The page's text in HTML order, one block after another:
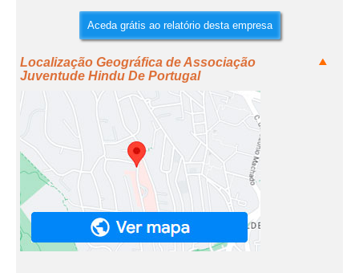
Aceda grátis ao relatório desta empresa
Localização Geográfica de Associação
Juventude Hindu De Portugal